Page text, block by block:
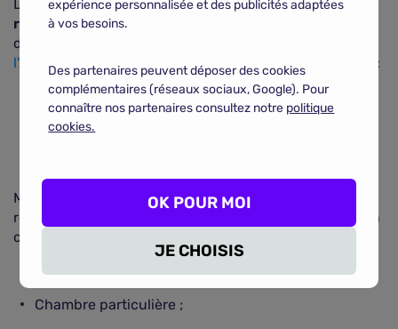
La
mutuelle santé vient compléter les
remboursements
d'autant plus importante lorsque la prise en charge de
l'Assurance Maladie
est faible comme c'est le cas pour :
Les dépenses d'optique ;
Les prothèses dentaires ;
Mais la mutuelle santé va plus loin, puisqu'elle
rembourse des prestations qui ne sont jamais prises en
charge par la Sécurité sociale :
Dépassements d'honoraires ;
Chambre particulière ;
expérience personnalisée et des publicités adaptées
à vos besoins.
Des partenaires peuvent déposer des cookies
complémentaires (réseaux sociaux, Google). Pour
connaître nos partenaires consultez notre politique
cookies.
JE CHOISIS
OK POUR MOI